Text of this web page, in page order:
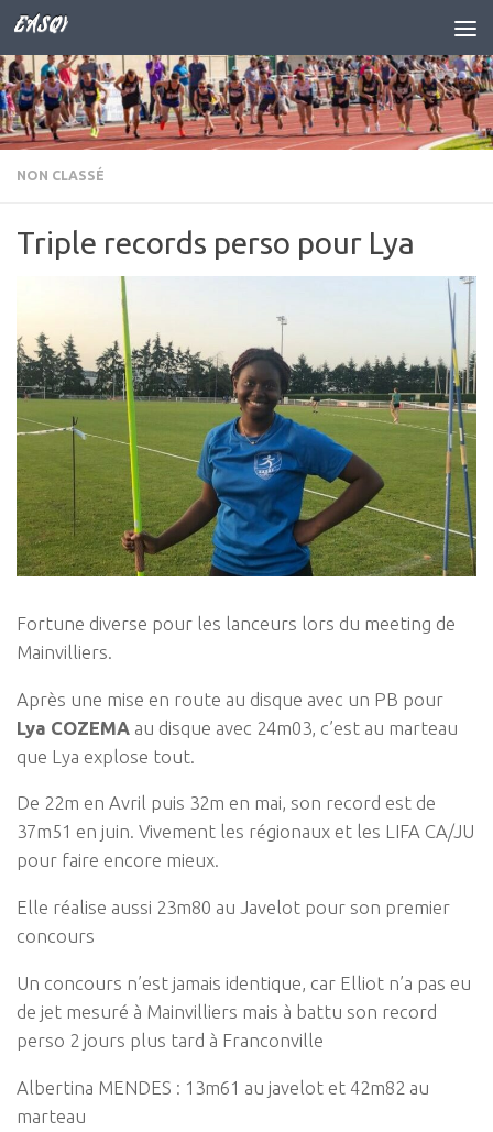
Skip to content
EASQY
NON CLASSÉ
Triple records perso pour Lya
Fortune diverse pour les lanceurs lors du meeting de
Mainvilliers.
Après une mise en route au disque avec un PB pour
Lya COZEMA au disque avec 24m03, c’est au marteau
que Lya explose tout.
De 22m en Avril puis 32m en mai, son record est de
37m51 en juin. Vivement les régionaux et les LIFA CA/JU
pour faire encore mieux.
Elle réalise aussi 23m80 au Javelot pour son premier
concours
Un concours n’est jamais identique, car Elliot n’a pas eu
de jet mesuré à Mainvilliers mais à battu son record
perso 2 jours plus tard à Franconville
Albertina MENDES : 13m61 au javelot et 42m82 au
marteau